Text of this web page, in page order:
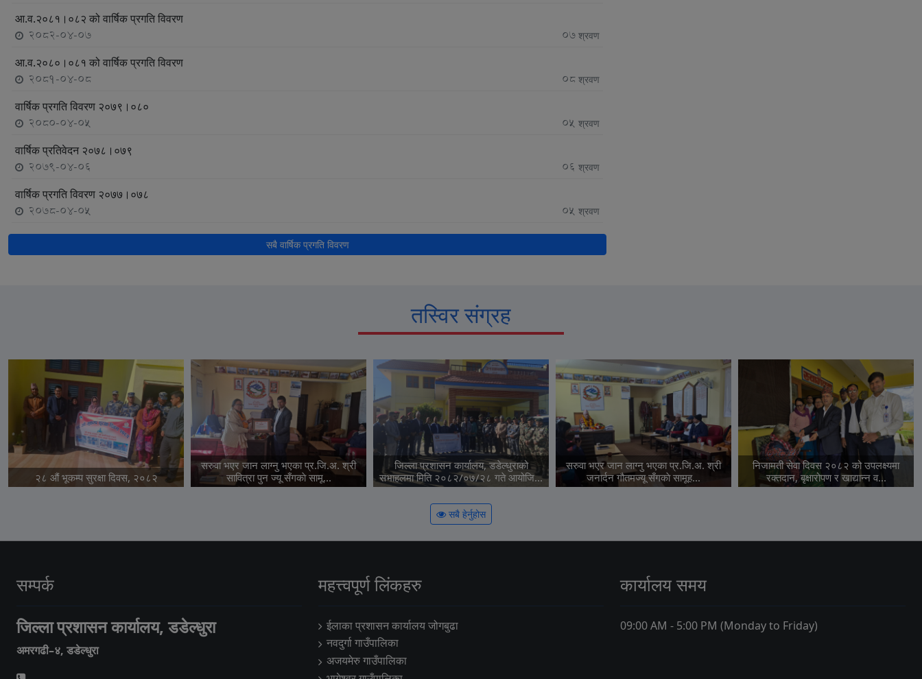
आ.व.२०८१।०८२ को वार्षिक प्रगति विवरण
2082-04-07 07 श्रवण
आ.व.२०८०।०८१ को वार्षिक प्रगति विवरण
2081-04-08 08 श्रवण
वार्षिक प्रगति विवरण २०७९।०८०
2080-04-05 05 श्रवण
वार्षिक प्रतिवेदन २०७८।०७९
2079-04-06 06 श्रवण
वार्षिक प्रगति विवरण २०७७।०७८
2078-04-05 05 श्रवण
सबै वार्षिक प्रगति विवरण
तस्विर संग्रह
२८ औं भूकम्प सुरक्षा दिवस, २०८२
सरुवा भएर जान लाग्नु भएका प्र.जि.अ. श्री
सावित्रा पुन ज्यू सँगकाे सामू...
जिल्ला प्रशासन कार्यालय, डडेल्धुराको
सभाहलमा मिति २०८२/०७/२८ गते आयोजि...
सरुवा भएर जान लाग्नु भएका प्र.जि.अ. श्री
जनार्दन गौतमज्यू सँगकाे सामूह...
निजामती सेवा दिवस २०८२ को उपलक्ष्यमा
रक्तदान, बृक्षारोपण र खाद्यान्न व...
सबै हेर्नुहोस
सम्पर्क
जिल्ला प्रशासन कार्यालय, डडेल्धुरा
अमरगढी–४, डडेल्धुरा
महत्त्वपूर्ण लिंकहरु
ईलाका प्रशासन कार्यालय जोगबुढा
नवदुर्गा गाउँपालिका
अजयमेरु गाउँपालिका
कार्यालय समय
09:00 AM - 5:00 PM (Monday to Friday)